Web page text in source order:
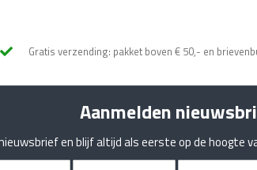
Gratis verzending: pakket boven € 50,- en
Aanmelden
en blijf altijd als eerste op de hoogte